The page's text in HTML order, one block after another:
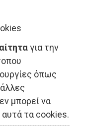
για την
όπως
μπορεί να
τα cookies.